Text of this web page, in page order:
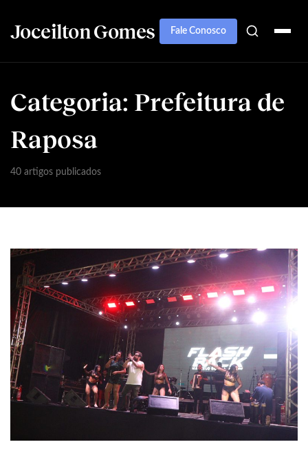
Joceilton Gomes Fale Conosco
Categoria: Prefeitura de
Raposa
40 artigos publicados